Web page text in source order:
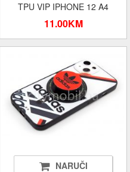
TPU VIP IPHONE 12 A4
11.00KM
NARUČI